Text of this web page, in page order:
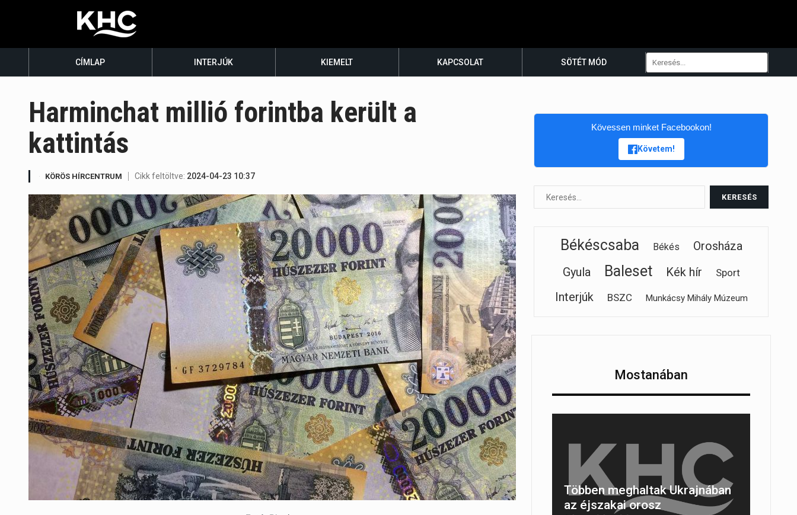
CÍMLAP INTERJÚK KIEMELT KAPCSOLAT SÖTÉT MÓD
Harminchat millió forintba került a
kattintás
KÖRÖS HÍRCENTRUM Cikk feltöltve: 2024-04-23 10:37
Kövessen minket Facebookon!
Követem!
Békéscsaba Békés
Orosháza
Gyula
Baleset Kék hír Sport
Interjúk BSZC Munkácsy Mihály Múzeum
Mostanában
Többen meghaltak Ukrajnában
az éjszakai orosz